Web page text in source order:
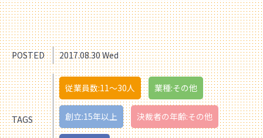
POSTED 2017.08.30 Wed
TAGS
従業員数:11〜30人 業種:その他
創立:15年以上 決裁者の年齢:その他